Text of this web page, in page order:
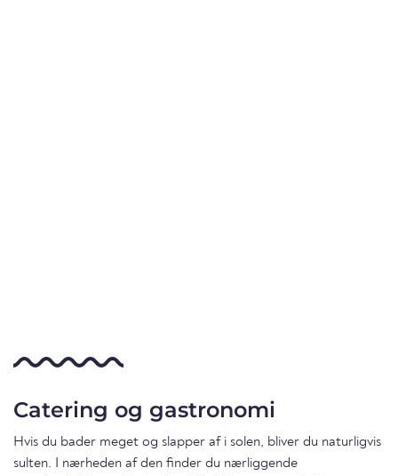
Catering og gastronomi
Hvis du bader meget og slapper af i solen, bliver du naturligvis
sulten. I nærheden af den finder du nærliggende